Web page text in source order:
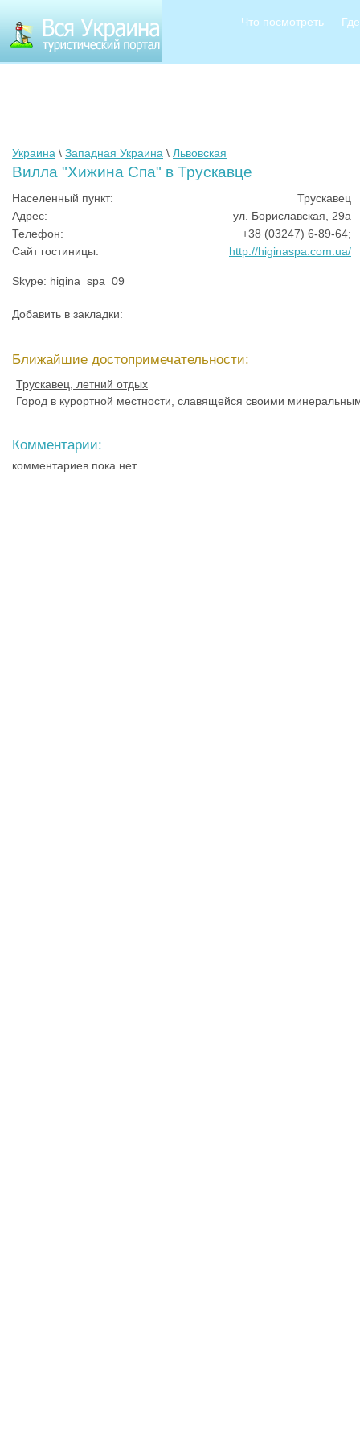
Что посмотреть
Украина \ Западная Украина \ Львовская
Вилла "Хижина Спа" в Трускавце
Населенный пункт:
Трускавец
Адрес:
ул. Бориславская, 29а
Телефон:
+38 (03247) 6-89-64;
Сайт гостиницы:
http://higinaspa.com.ua/
Skype: higina_spa_09
Добавить в закладки:
Ближайшие достопримечательности:
Трускавец, летний отдых
Город в курортной местности, славящейся своими
Комментарии:
комментариев пока нет